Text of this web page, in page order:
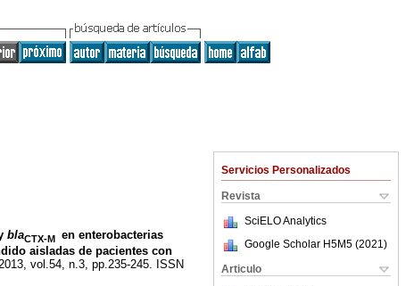
Servicios Personalizados
Revista
SciELO Analytics
Google Scholar H5M5 (2021 )
Articulo
blaCTX-M en enterobacterias
aisladas de pacientes con
vol.54, n.3, pp.235-245. ISSN